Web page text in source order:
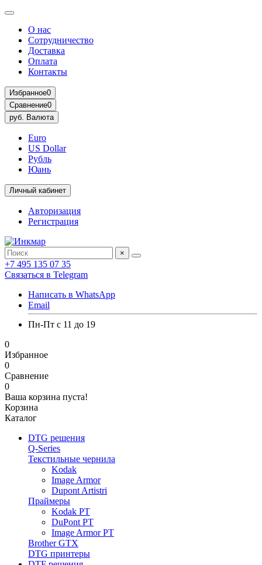
О нас
Сотрудничество
Доставка
Оплата
Контакты
Избранное0
Сравнение0
руб. Валюта
Euro
US Dollar
Рубль
Юань
Личный кабинет
Авторизация
Регистрация
×
+7 495 135 07 35
Связаться в Telegram
Написать в WhatsApp
Email
Пн-Пт с 11 до 19
0
Избранное
0
Сравнение
0
Ваша корзина пуста!
Корзина
Каталог
DTG решения
Q-Series
Текстильные чернила
Kodak
Image Armor
Dupont Artistri
Праймеры
Kodak PT
DuPont PT
Image Armor PT
Brother GTX
DTG принтеры